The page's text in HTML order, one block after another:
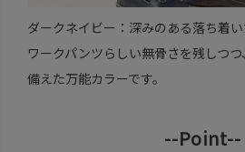
ダークネイビー：深みのある落ち着い
ワークパンツらしい無骨さを残しつ
備えた万能カラーです。
--Point--